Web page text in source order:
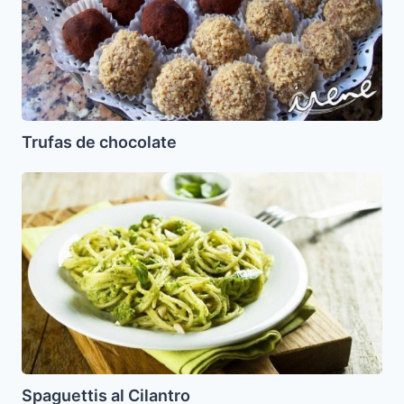
Trufas de chocolate
Spaguettis
Cilantro
Spaguettis al Cilantro